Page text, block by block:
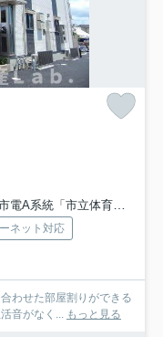
A系統「市立体育館前」駅 徒歩46分
ネット対応
わせた部屋割りができる
音がなく... もっと見る